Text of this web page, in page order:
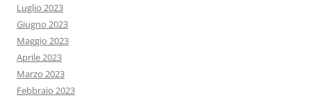
Luglio 2023
Giugno 2023
Maggio 2023
Aprile 2023
Marzo 2023
Febbraio 2023